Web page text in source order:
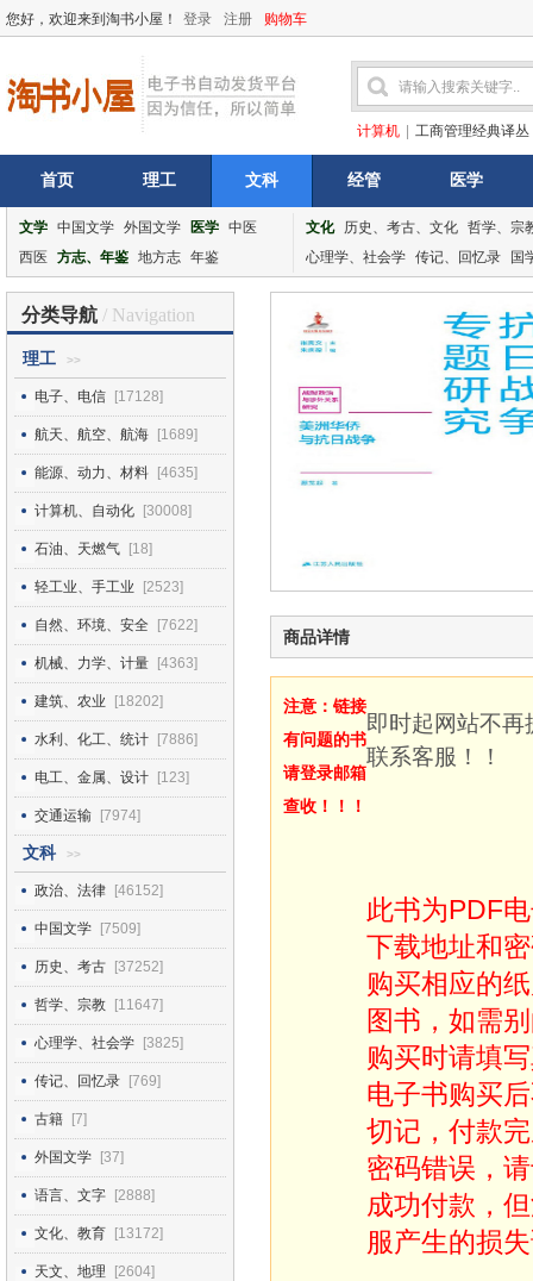
您好，欢迎来到淘书小屋！ 登录 注册 购物车
计算机 工商管理经典译丛
首页 理工 文科 经管 医学
文学 中国文学 外国文学 医学 中医
西医
方志、年鉴 地方志 年鉴
文化 历史、考古、文化 哲学、宗
心理学、社会学 传记、回忆录 国
分类导航 / Navigation
理工 >>
电子、电信 [17128]
航天、航空、航海 [1689]
能源、动力、材料 [4635]
计算机、自动化 [30008]
石油、天燃气 [18]
轻工业、手工业 [2523]
自然、环境、安全 [7622]
机械、力学、计量 [4363]
建筑、农业 [18202]
水利、化工、统计 [7886]
电工、金属、设计 [123]
交通运输 [7974]
文科 >>
政治、法律 [46152]
中国文学 [7509]
历史、考古 [37252]
哲学、宗教 [11647]
心理学、社会学 [3825]
传记、回忆录 [769]
古籍 [7]
外国文学 [37]
语言、文字 [2888]
文化、教育 [13172]
天文、地理 [2604]
商品详情
注意：链接
有问题的书
请登录邮箱
查收！！！
即时起网站不
联系客服！！
此书为PDF
下载地址和
购买相应的
图书，如需
购买时请填
电子书购买
切记，付款
密码错误，
成功付款，
服产生的损